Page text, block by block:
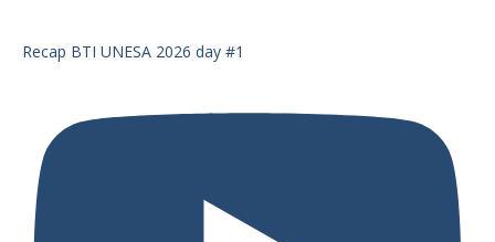
Recap BTI UNESA 2026 day #1